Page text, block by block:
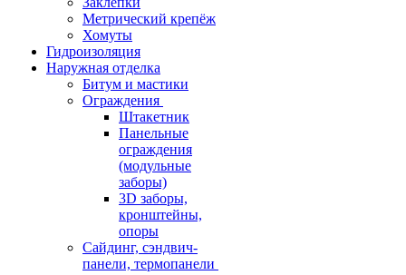
Метрический крепёж
Хомуты
Гидроизоляция
Наружная отделка
Битум и мастики
Ограждения
Штакетник
Панельные
ограждения
(модульные
заборы)
3D заборы,
кронштейны,
опоры
Cайдинг, сэндвич-
панели, термопанели